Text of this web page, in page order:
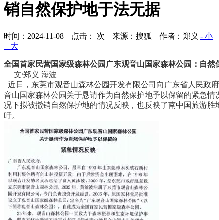
销自然保护地于法无据
时间：2024-11-08 点击： 次 来源：搜狐 作者：郑义 - 小
+ 大
全国首家民营国家级森林公园广东观音山国家森林公园：自然
文/郑义 海波
近日，东莞市观音山森林公园开发有限公司向广东省人民政
音山国家森林公园关于恳请作为自然保护地予以保留的紧急
况下拟被撤销自然保护地的情况反映，也反映了南中国旅游
吁。